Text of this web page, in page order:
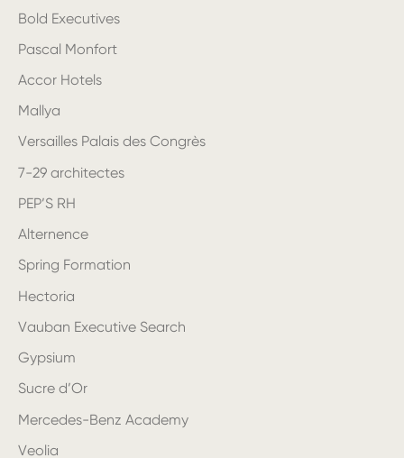
Bold Executives
Pascal Monfort
Accor Hotels
Mallya
Versailles Palais des Congrès
7-29 architectes
PEP’S RH
Alternence
Spring Formation
Hectoria
Vauban Executive Search
Gypsium
Sucre d’Or
Mercedes-Benz Academy
Veolia